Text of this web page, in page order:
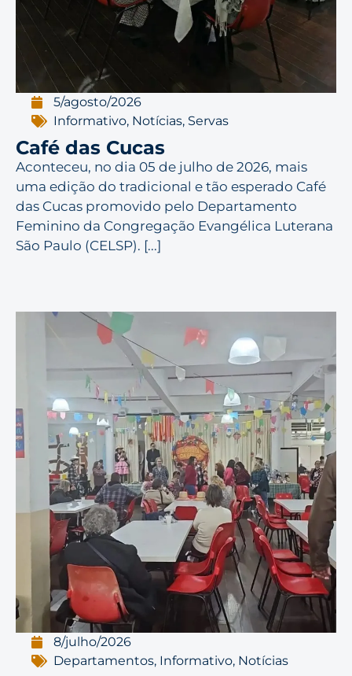
5/agosto/2026
Informativo, Notícias, Servas
Café das Cucas
Aconteceu, no dia 05 de julho de 2026, mais
uma edição do tradicional e tão esperado Café
das Cucas promovido pelo Departamento
Feminino da Congregação Evangélica Luterana
São Paulo (CELSP). [...]
8/julho/2026
Departamentos, Informativo, Notícias